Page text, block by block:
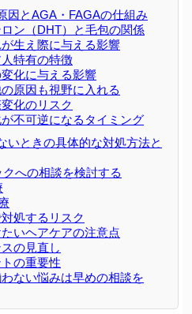
因とAGA・FAGAの仕組み
ン（DHT）と毛包の関係
生え際に与える影響
特有の特徴
化に与える影響
原因も視野に入れる
化のリスク
不可逆になるタイミング
いときの具体的な対処方法と
への相談を検討する
処するリスク
いヘアケアの注意点
の見直し
の重要性
ない悩みは早めの相談を